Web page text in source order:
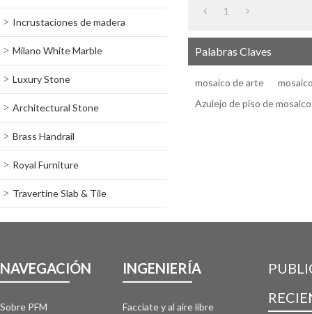
Incrustaciones de madera
Milano White Marble
Luxury Stone
Architectural Stone
Brass Handrail
Royal Furniture
Travertine Slab & Tile
1
Palabras Claves
mosaico de arte
Azulejo de piso de mosaico
NAVEGACIÓN
Sobre PFM
INGENIERÍA
Facciate y al aire libre